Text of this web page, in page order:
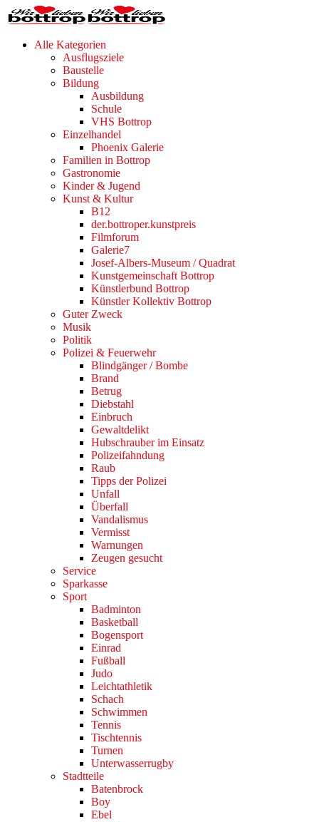
Alle Kategorien
Ausflugsziele
Baustelle
Bildung
Ausbildung
Schule
VHS Bottrop
Einzelhandel
Phoenix Galerie
Familien in Bottrop
Gastronomie
Kinder & Jugend
Kunst & Kultur
B12
der.bottroper.kunstpreis
Filmforum
Galerie7
Josef-Albers-Museum / Quadrat
Kunstgemeinschaft Bottrop
Künstlerbund Bottrop
Künstler Kollektiv Bottrop
Guter Zweck
Musik
Politik
Polizei & Feuerwehr
Blindgänger / Bombe
Brand
Betrug
Diebstahl
Einbruch
Gewaltdelikt
Hubschrauber im Einsatz
Polizeifahndung
Raub
Tipps der Polizei
Unfall
Überfall
Vandalismus
Vermisst
Warnungen
Zeugen gesucht
Service
Sparkasse
Sport
Badminton
Basketball
Bogensport
Einrad
Fußball
Judo
Leichtathletik
Schach
Schwimmen
Tennis
Tischtennis
Turnen
Unterwasserrugby
Stadtteile
Batenbrock
Boy
Ebel